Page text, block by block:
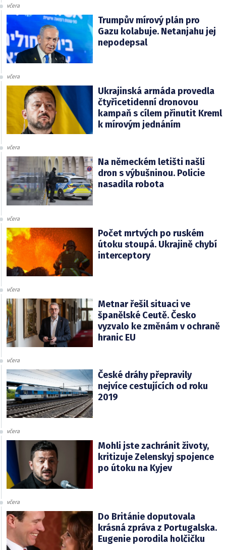
včera
Trumpův mírový plán pro
Gazu kolabuje. Netanjahu jej
nepodepsal
včera
Ukrajinská armáda provedla
čtyřicetidenní dronovou
kampaň s cílem přinutit Kreml
k mírovým jednáním
včera
Na německém letišti našli
dron s výbušninou. Policie
nasadila robota
včera
Počet mrtvých po ruském
útoku stoupá. Ukrajině chybí
interceptory
včera
Metnar řešil situaci ve
španělské Ceutě. Česko
vyzvalo ke změnám v ochraně
hranic EU
včera
České dráhy přepravily
nejvíce cestujících od roku
2019
včera
Mohli jste zachránit životy,
kritizuje Zelenskyj spojence
po útoku na Kyjev
včera
Do Británie doputovala
krásná zpráva z Portugalska.
Eugenie porodila holčičku